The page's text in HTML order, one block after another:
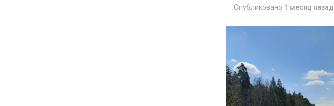
Опубликовано 1 месяц назад